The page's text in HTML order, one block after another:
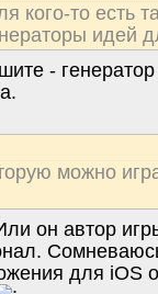
кого-то есть
идей
-
можно
он автор
для iOS